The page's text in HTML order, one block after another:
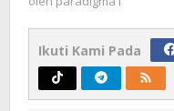
Ikuti Kami Pada